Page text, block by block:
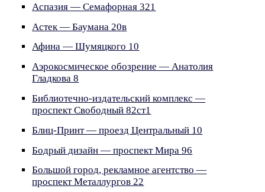
Аспазия — Семафорная 321
Астек — Баумана 20в
Афина — Шумяцкого 10
Аэрокосмическое обозрение — Анатолия
Гладкова 8
Библиотечно-издательский комплекс —
проспект Свободный 82ст1
Блиц-Принт — проезд Центральный 10
Бодрый дизайн — проспект Мира 96
Большой город, рекламное агентство —
проспект Металлургов 22